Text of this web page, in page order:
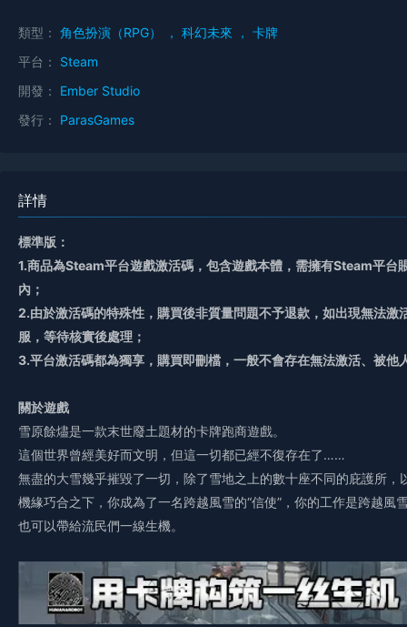
類型： 角色扮演（RPG） ， 科幻未來 ， 卡牌
平台： Steam
開發： Ember Studio
發行： ParasGames
詳情
標準版：
1.商品為Steam平台遊戲激活碼，包含遊戲本體，需擁有Steam平台
內；
2.由於激活碼的特殊性，購買後非質量問題不予退款，如出現無法
服，等待核實後處理；
3.平台激活碼都為獨享，購買即刪檔，一般不會存在無法激活、被他
關於遊戲
雪原餘燼是一款末世廢土題材的卡牌跑商遊戲。
這個世界曾經美好而文明，但這一切都已經不復存在了……
無盡的大雪幾乎摧毀了一切，除了雪地之上的數十座不同的庇護所
機緣巧合之下，你成為了一名跨越風雪的“信使”，你的工作是跨越
也可以帶給流民們一線生機。